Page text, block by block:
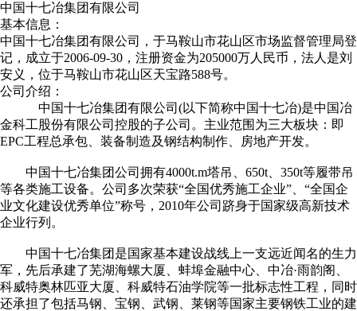
中国十七冶集团有限公司
基本信息：
中国十七冶集团有限公司，于马鞍山市花山区市场监督管理局登
记，成立于2006-09-30，注册资金为205000万人民币，法人是刘
安义，位于马鞍山市花山区天宝路588号。
公司介绍：
中国十七冶集团有限公司(以下简称中国十七冶)是中国冶
金科工股份有限公司控股的子公司。主业范围为三大板块：即
EPC工程总承包、装备制造及钢结构制作、房地产开发。
中国十七冶集团公司拥有4000t.m塔吊、650t、350t等履带吊
等各类施工设备。公司多次荣获“全国优秀施工企业”、“全国企
业文化建设优秀单位”称号，2010年公司跻身于国家级高新技术
企业行列。
中国十七冶集团是国家基本建设战线上一支远近闻名的生力
军，先后承建了芜湖海螺大厦、蚌埠金融中心、中冶·雨韵阁、
科威特奥林匹亚大厦、科威特石油学院等一批标志性工程，同时
还承担了包括马钢、宝钢、武钢、莱钢等国家主要钢铁工业的建